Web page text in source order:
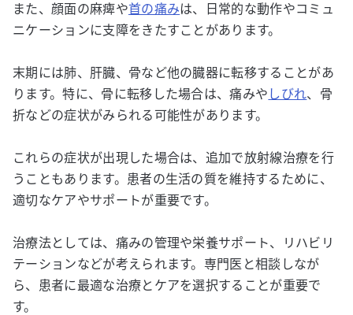
また、顔面の麻痺や首の痛みは、日常的な動作やコミュ
ニケーションに支障をきたすことがあります。
末期には肺、肝臓、骨など他の臓器に転移することがあ
ります。特に、骨に転移した場合は、痛みや しびれ、骨
折などの症状がみられる可能性があります。
これらの症状が出現した場合は、追加で放射線治療を行
うこともあります。患者の生活の質を維持するために、
適切なケアやサポートが重要です。
治療法としては、痛みの管理や栄養サポート、リハビリ
テーションなどが考えられます。専門医と相談しなが
ら、患者に最適な治療とケアを選択することが重要で
す。